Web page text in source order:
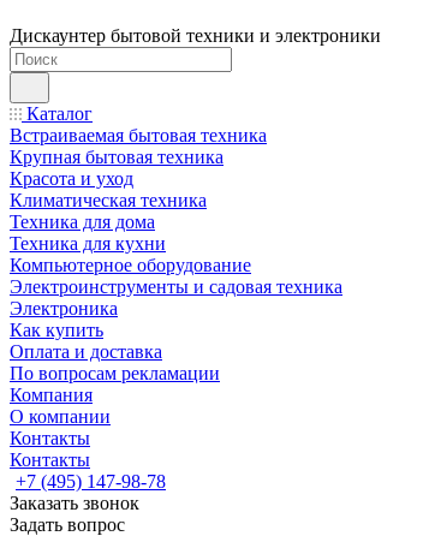
Дискаунтер бытовой техники и электроники
Каталог
Встраиваемая бытовая техника
Крупная бытовая техника
Красота и уход
Климатическая техника
Техника для дома
Техника для кухни
Компьютерное оборудование
Электроинструменты и садовая техника
Электроника
Как купить
Оплата и доставка
По вопросам рекламации
Компания
О компании
Контакты
Контакты
+7 (495) 147-98-78
Заказать звонок
Задать вопрос